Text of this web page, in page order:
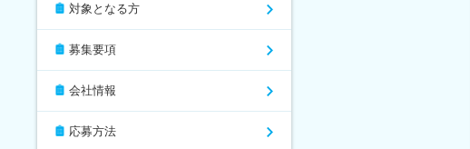
対象となる方
募集要項
会社情報
応募方法